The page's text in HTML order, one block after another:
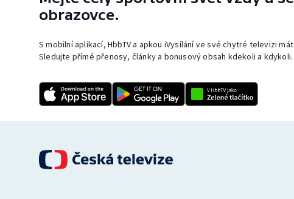
obrazovce.
S mobilní aplikací, HbbTV a apkou iVysílání ve své chytré televizi
Sledujte přímé přenosy, články a bonusový obsah kdekoli a kdykoli.